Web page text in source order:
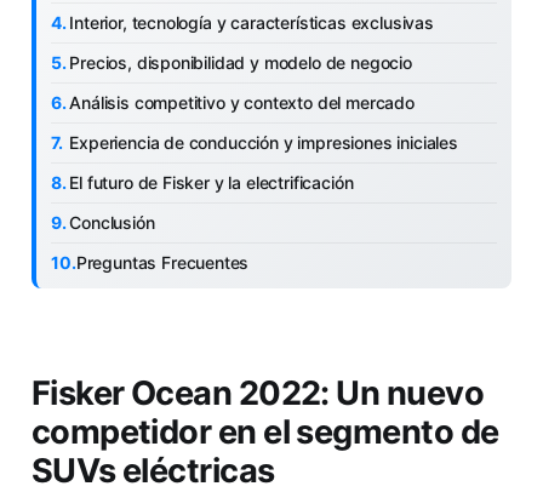
Interior, tecnología y características exclusivas
Precios, disponibilidad y modelo de negocio
Análisis competitivo y contexto del mercado
Experiencia de conducción y impresiones iniciales
El futuro de Fisker y la electrificación
Conclusión
Preguntas Frecuentes
Fisker Ocean 2022: Un nuevo
competidor en el segmento de
SUVs eléctricas